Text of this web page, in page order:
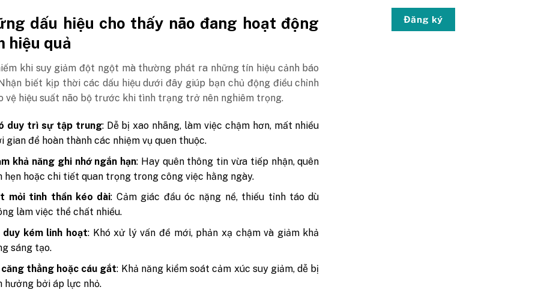
dấu hiệu cho thấy não đang hoạt động
hiệu quả
khi suy giảm đột ngột mà thường phát ra những tín hiệu cảnh báo
biết kịp thời các dấu hiệu dưới đây giúp bạn chủ động điều chỉnh
vệ hiệu suất não bộ trước khi tình trạng trở nên nghiêm trọng.
duy trì sự tập trung: Dễ bị xao nhãng, làm việc chậm hơn, mất nhiều
gian để hoàn thành các nhiệm vụ quen thuộc.
khả năng ghi nhớ ngắn hạn: Hay quên thông tin vừa tiếp nhận, quên
hẹn hoặc chi tiết quan trọng trong công việc hằng ngày.
mỏi tinh thần kéo dài: Cảm giác đầu óc nặng nề, thiếu tỉnh táo dù
làm việc thể chất nhiều.
duy kém linh hoạt: Khó xử lý vấn đề mới, phản xạ chậm và giảm khả
sáng tạo.
căng thẳng hoặc cáu gắt: Khả năng kiểm soát cảm xúc suy giảm, dễ bị
hưởng bởi áp lực nhỏ.
Đăng ký